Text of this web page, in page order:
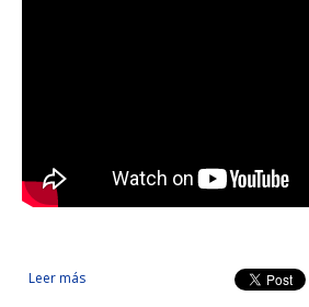
Leer más sobre Patrimonio cultural,
y turismo como base económica